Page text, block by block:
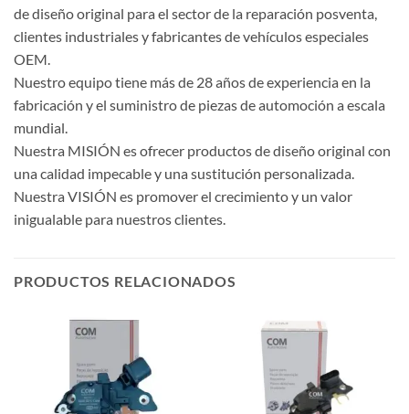
de diseño original para el sector de la reparación posventa,
clientes industriales y fabricantes de vehículos especiales
OEM.
Nuestro equipo tiene más de 28 años de experiencia en la
fabricación y el suministro de piezas de automoción a escala
mundial.
Nuestra MISIÓN es ofrecer productos de diseño original con
una calidad impecable y una sustitución personalizada.
Nuestra VISIÓN es promover el crecimiento y un valor
inigualable para nuestros clientes.
PRODUCTOS RELACIONADOS